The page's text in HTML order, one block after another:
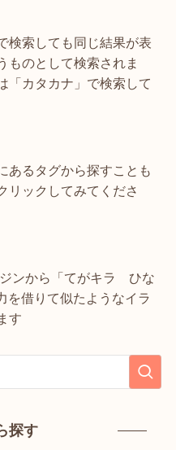
検索しても同じ結果が表
ものとして検索されま
「カタカナ」で検索して
あるタグから探すことも
リックしてみてくださ
ンから「てがキラ ひな
を借りて似たようなイラ
す
探す